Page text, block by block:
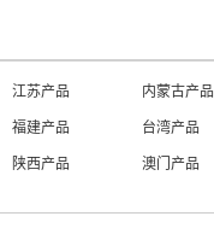
江苏产品 内蒙古产品
福建产品 台湾产品
陕西产品 澳门产品